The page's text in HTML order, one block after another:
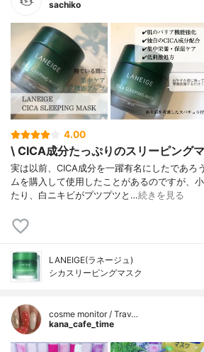
sachiko
4.00
\ CICA成分たっぷりのスリーピング
実は以前、CICA成分を一躍有名にしたであろ
ムを購入して使用したことがあるのですが、
たり、白ニキビがプツプツと…続きを見る
LANEIGE(ラネージュ)
シカスリーピングマスク
cosme monitor / Trav…
kana_cafe_time